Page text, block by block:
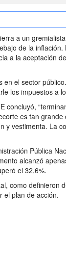
a un
de la
a la aceptación
en el sector
los impuestos a
concluyó,
es tan
y vestimenta. La
Pública
alcanzó
el 32,6%.
como definieron
el plan de acción.